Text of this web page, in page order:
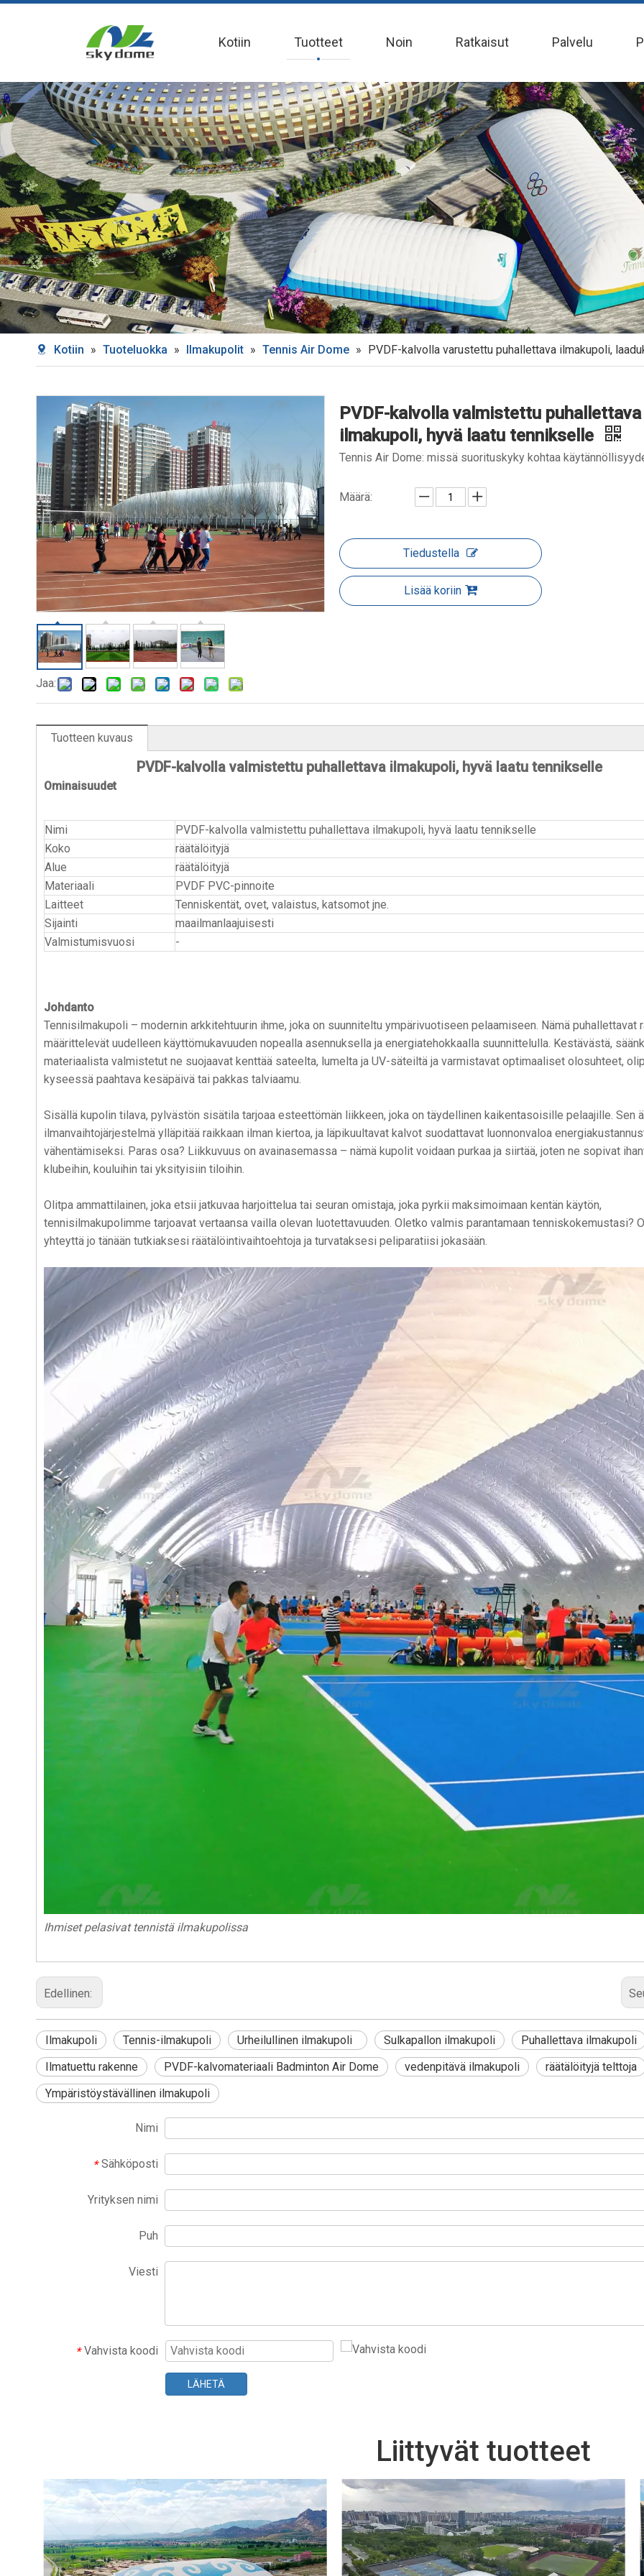
Kotiin Tuotteet Noin Ratkaisut Palvelu
Kotiin » Tuoteluokka » Ilmakupolit » Tennis Air Dome » PVDF-kalvolla varustettu puhallettava ilmakupoli,
Jaa:
PVDF-kalvolla valmistettu puhallettava
ilmakupoli, hyvä laatu tennikselle
Tennis Air Dome: missä suorituskyky kohtaa
Määrä:
Tiedustella
Lisää koriin
Tuotteen kuvaus
PVDF-kalvolla valmistettu puhallettava ilmakupoli, hyvä laatu tennikselle
Ominaisuudet
Nimi
PVDF-kalvolla valmistettu puhallettava ilmakupoli, hyvä laatu tennikselle
Koko
räätälöityjä
Alue
räätälöityjä
Materiaali
PVDF PVC-pinnoite
Laitteet
Tenniskentät, ovet, valaistus, katsomot jne.
Sijainti
maailmanlaajuisesti
Valmistumisvuosi
-
Johdanto
Tennisilmakupoli – modernin arkkitehtuurin ihme, joka on suunniteltu ympärivuotiseen pelaamiseen. Nämä puhallettavat
määrittelevät uudelleen käyttömukavuuden nopealla asennuksella ja energiatehokkaalla suunnittelulla. Kestävästä,
materiaalista valmistetut ne suojaavat kenttää sateelta, lumelta ja UV-säteiltä ja varmistavat optimaaliset olosuhteet,
kyseessä paahtava kesäpäivä tai pakkas talviaamu.
Sisällä kupolin tilava, pylvästön sisätila tarjoaa esteettömän liikkeen, joka on täydellinen kaikentasoisille pelaajille. Sen
ilmanvaihtojärjestelmä ylläpitää raikkaan ilman kiertoa, ja läpikuultavat kalvot suodattavat luonnonvaloa
vähentämiseksi. Paras osa? Liikkuvuus on avainasemassa – nämä kupolit voidaan purkaa ja siirtää, joten ne sopivat
klubeihin, kouluihin tai yksityisiin tiloihin.
Olitpa ammattilainen, joka etsii jatkuvaa harjoittelua tai seuran omistaja, joka pyrkii maksimoimaan kentän käytön,
tennisilmakupolimme tarjoavat vertaansa vailla olevan luotettavuuden. Oletko valmis parantamaan tenniskokemustasi?
yhteyttä jo tänään tutkiaksesi räätälöintivaihtoehtoja ja turvataksesi peliparatiisi jokasään.
Ihmiset pelasivat tennistä ilmakupolissa
Edellinen:
Ilmakupoli Tennis-ilmakupoli Urheilullinen ilmakupoli Sulkapallon ilmakupoli
Puhallettava ilmakupoli
Ilmatuettu rakenne
PVDF-kalvomateriaali Badminton Air Dome vedenpitävä ilmakupoli
räätälöityjä telttoja
Ympäristöystävällinen ilmakupoli
Nimi
* Sähköposti
Yrityksen nimi
Puh
Viesti
* Vahvista koodi
LÄHETÄ
Liittyvät tuotteet